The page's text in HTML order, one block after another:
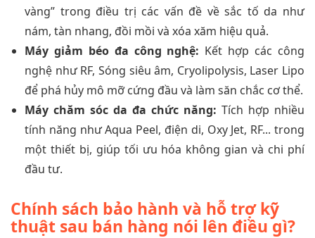
vàng” trong điều trị các vấn đề về sắc tố da như
nám, tàn nhang, đồi mồi và xóa xăm hiệu quả.
Máy giảm béo đa công nghệ: Kết hợp các công
nghệ như RF, Sóng siêu âm, Cryolipolysis, Laser Lipo
để phá hủy mô mỡ cứng đầu và làm săn chắc cơ thể.
Máy chăm sóc da đa chức năng: Tích hợp nhiều
tính năng như Aqua Peel, điện di, Oxy Jet, RF... trong
một thiết bị, giúp tối ưu hóa không gian và chi phí
đầu tư.
Chính sách bảo hành và hỗ trợ kỹ
thuật sau bán hàng nói lên điều gì?